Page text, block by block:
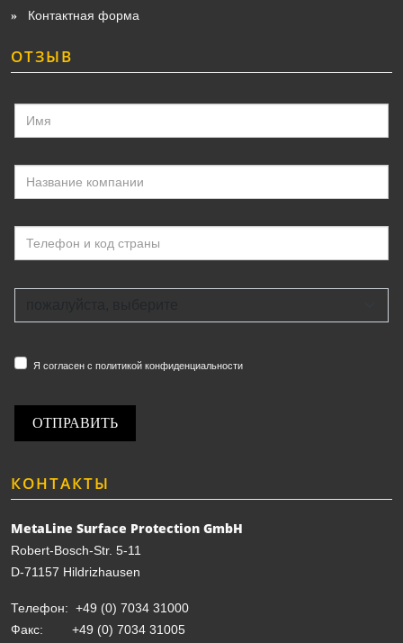
Контактная форма
ОТЗЫВ
Я согласен с политикой конфиденциальности
ОТПРАВИТЬ
КОНТАКТЫ
MetaLine Surface Protection GmbH
Robert-Bosch-Str. 5-11
D-71157 Hildrizhausen
Телефон: +49 (0) 7034 31000
Факс: +49 (0) 7034 31005